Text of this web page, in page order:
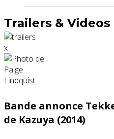
Trailers & Videos
x
Bande annonce
de Kazuya (2014)